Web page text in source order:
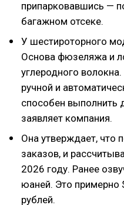
припарковавшись —
багажном отсеке.
У шестироторного
Основа фюзеляжа и
углеродного
ручной и
способен выполнить
заявляет компания.
Она утверждает, что
заказов, и
2026 году. Ранее
юаней. Это примерно
рублей.